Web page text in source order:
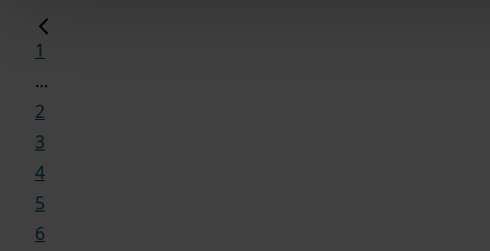
1
...
2
3
4
5
6